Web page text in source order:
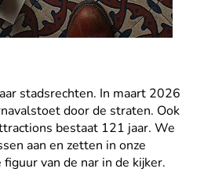
stadsrechten. In maart 2026
door de straten. Ook
bestaat 121 jaar. We
aan en zetten in onze
van de nar in de kijker.